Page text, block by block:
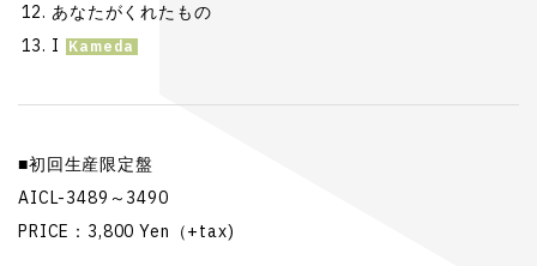
あなたがくれたもの
I
■初回生産限定盤
AICL-3489～3490
PRICE：3,800 Yen（+tax)